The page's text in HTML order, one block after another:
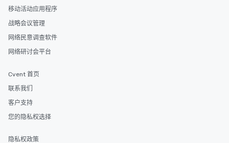
移动活动应用程序
战略会议管理
网络民意调查软件
网络研讨会平台
Cvent 首页
联系我们
客户支持
您的隐私权选择
隐私权政策